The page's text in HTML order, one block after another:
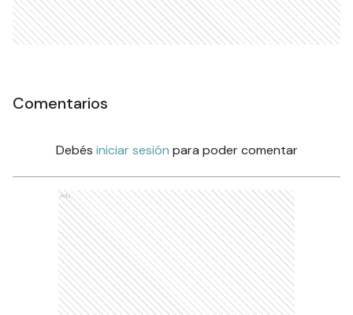
Comentarios
Debés iniciar sesión para poder comentar
Ads